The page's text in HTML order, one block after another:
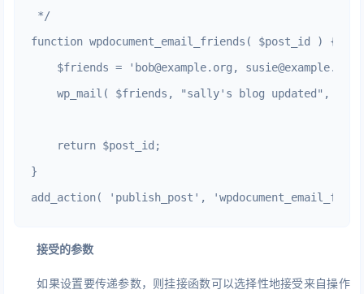
*/
function wpdocument_email_friends( $post_id ) {
$friends = 'bob@example.org,
wp_mail( $friends, "sally's blog updated", 'I
    return $post_id;
}
add_action( 'publish_post',
接受的参数
如果设置要传递参数，则挂接函数可以选择性地接受来自操作